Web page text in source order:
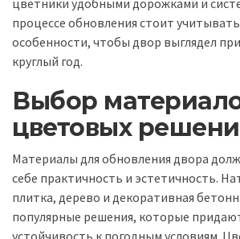
процессе обновления стоит
особенности, чтобы двор выглядел
круглый год.
Выбор
цветовых
Материалы для обновления двора
себе практичность и эстетичность.
плитка, дерево и декоративная
популярные решения, которые